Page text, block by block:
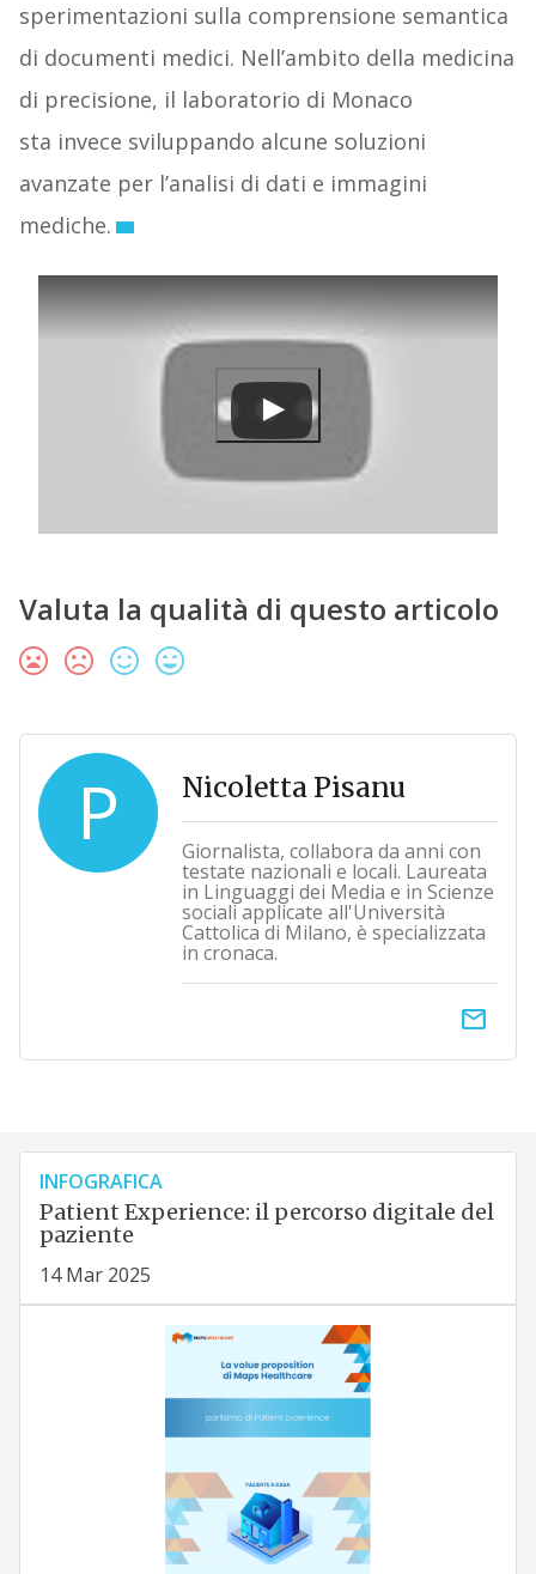
sperimentazioni sulla comprensione semantica
di documenti medici. Nell’ambito della medicina
di precisione, il laboratorio di Monaco
sta invece sviluppando alcune soluzioni
avanzate per l’analisi di dati e immagini
mediche.
Valuta la qualità di questo articolo
P Nicoletta Pisanu
Giornalista, collabora da anni con
testate nazionali e locali. Laureata
in Linguaggi dei Media e in Scienze
sociali applicate all'Università
Cattolica di Milano, è specializzata
in cronaca.
email
INFOGRAFICA
Patient Experience: il percorso digitale del
paziente
14 Mar 2025